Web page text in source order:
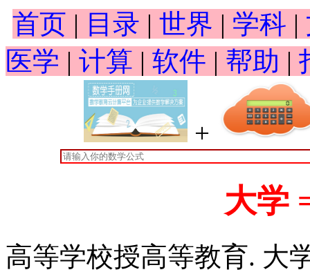
首页 | 目录 | 世界 | 学科 |
医学 | 计算 | 软件 | 帮助 |
+
大学
高等学校授高等教育. 大